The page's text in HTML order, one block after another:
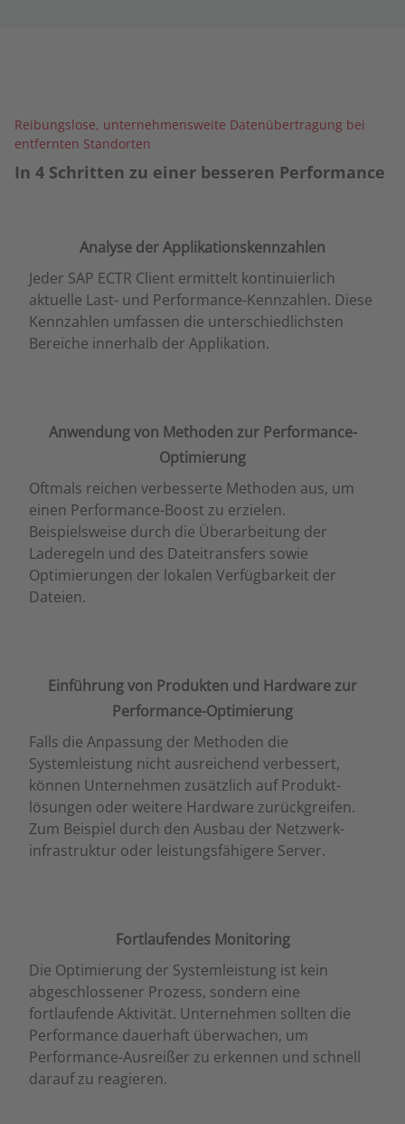
Reibungslose, unternehmensweite Daten­übertragung bei
entfernten Standorten
In 4 Schritten zu einer besseren Performance
Analyse der Applikations­kennzahlen
Jeder SAP ECTR Client ermittelt kontinuierlich
aktuelle Last- und Performance-Kennzahlen. Diese
Kennzahlen umfassen die unterschiedlichsten
Bereiche innerhalb der Applikation.
Anwendung von Methoden zur Performance-
Optimierung
Oftmals reichen verbesserte Methoden aus, um
einen Performance-Boost zu erzielen.
Beispielsweise durch die Überarbeitung der
Laderegeln und des Dateitransfers sowie
Optimierungen der lokalen Verfügbarkeit der
Dateien.
Einführung von Produkten und Hardware zur
Performance-Optimierung
Falls die Anpassung der Methoden die
Systemleistung nicht ausreichend verbessert,
können Unternehmen zusätzlich auf Produkt­
lösungen oder weitere Hardware zurückgreifen.
Zum Beispiel durch den Ausbau der Netzwerk­
infrastruktur oder leistungsfähigere Server.
Fortlaufendes Monitoring
Die Optimierung der Systemleistung ist kein
abgeschlossener Prozess, sondern eine
fortlaufende Aktivität. Unternehmen sollten die
Performance dauerhaft überwachen, um
Performance-Ausreißer zu erkennen und schnell
darauf zu reagieren.